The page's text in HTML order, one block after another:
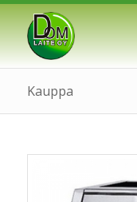
Kauppa